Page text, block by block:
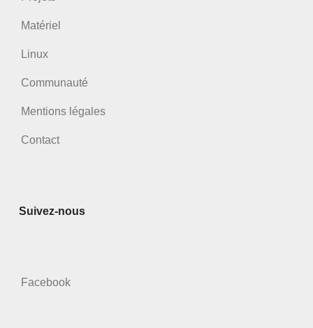
Matériel
Linux
Communauté
Mentions légales
Contact
Suivez-nous
Facebook